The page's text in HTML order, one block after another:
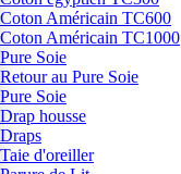
Coton Américain TC600
Coton Américain TC1000
Pure Soie
Retour au Pure Soie
Pure Soie
Drap housse
Draps
Taie d'oreiller